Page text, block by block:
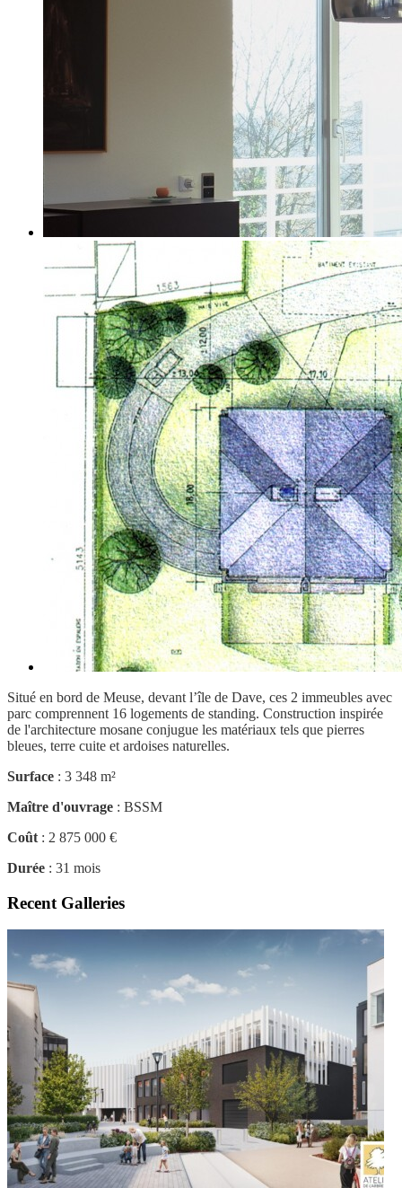
Situé en bord de Meuse, devant l’île de Dave, ces 2 immeubles avec
parc comprennent 16 logements de standing. Construction inspirée
de l'architecture mosane conjugue les matériaux tels que pierres
bleues, terre cuite et ardoises naturelles.
Surface : 3 348 m²
Maître d'ouvrage : BSSM
Coût : 2 875 000 €
Durée : 31 mois
Recent Galleries